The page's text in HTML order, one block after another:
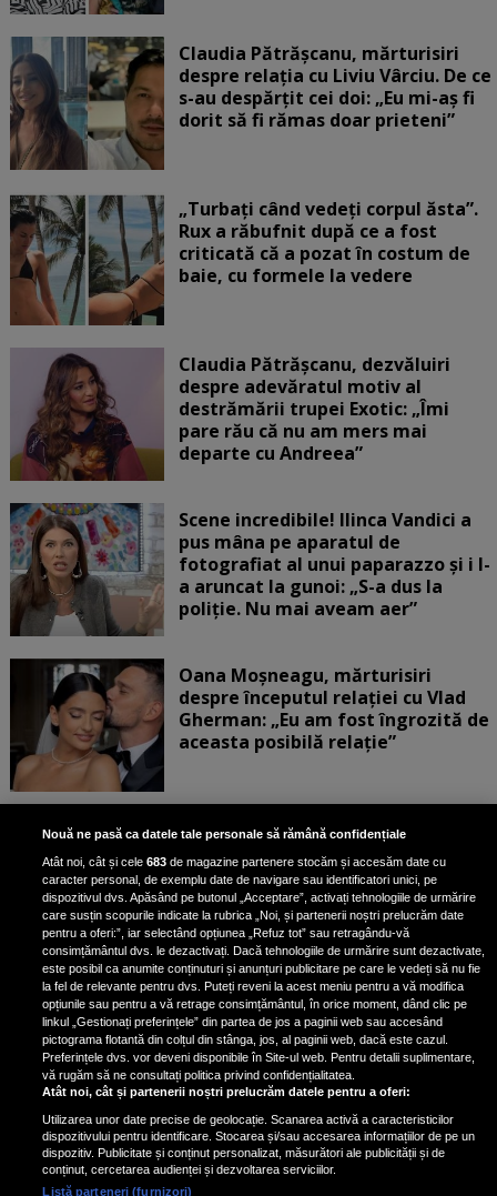
Claudia Pătrășcanu, mărturisiri
despre relația cu Liviu Vârciu. De ce
s-au despărțit cei doi: „Eu mi-aș fi
dorit să fi rămas doar prieteni”
„Turbați când vedeți corpul ăsta”.
Rux a răbufnit după ce a fost
criticată că a pozat în costum de
baie, cu formele la vedere
Claudia Pătrășcanu, dezvăluiri
despre adevăratul motiv al
destrămării trupei Exotic: „Îmi
pare rău că nu am mers mai
departe cu Andreea”
Scene incredibile! Ilinca Vandici a
pus mâna pe aparatul de
fotografiat al unui paparazzo și i l-
a aruncat la gunoi: „S-a dus la
poliție. Nu mai aveam aer”
Oana Moșneagu, mărturisiri
despre începutul relației cu Vlad
Gherman: „Eu am fost îngrozită de
aceasta posibilă relație”
Unde locuiesc Alberto Guță și
iubita lui, după ce au plecat din
casa Narcisei Balaban: „Noi
suntem într-o casă cu două-trei
etaje”
Oana Roman, achiziție după
achiziție. Suma exorbitantă pe
care a scos-o din buzunar pentru o
pereche de ochelari de soare și un
parfum
Nouă ne pasă ca datele tale personale să rămână confidențiale
Atât noi, cât și cele683 de magazine partenere stocăm și accesăm date cu
caracter personal, de exemplu date de navigare sau identificatori unici, pe
dispozitivul dvs. Apăsând pe butonul „Acceptare”, activați tehnologiile de urmărire
care susțin scopurile indicate la rubrica „Noi, și partenerii noștri prelucrăm date
pentru a oferi:”, iar selectând opțiunea „Refuz tot” sau retragându-vă
consimțământul dvs. le dezactivați. Dacă tehnologiile de urmărire sunt dezactivate,
este posibil ca anumite conținuturi și anunțuri publicitare pe care le vedeți să nu fie
la fel de relevante pentru dvs. Puteți reveni la acest meniu pentru a vă modifica
opțiunile sau pentru a vă retrage consimțământul, în orice moment, dând clic pe
linkul „Gestionați preferințele” din partea de jos a paginii web sau accesând
pictograma flotantă din colțul din stânga, jos, al paginii web, dacă este cazul.
Preferințele dvs. vor deveni disponibile în Site-ul web. Pentru detalii suplimentare,
vă rugăm să ne consultați politica privind confidențialitatea.
Atât noi, cât și partenerii noștri prelucrăm datele pentru a oferi:
Utilizarea unor date precise de geolocație. Scanarea activă a caracteristicilor
dispozitivului pentru identificare. Stocarea și/sau accesarea informațiilor de pe un
dispozitiv. Publicitate și conținut personalizat, măsurători ale publicității și de
conținut, cercetarea audienței și dezvoltarea serviciilor.
Listă parteneri (furnizori)